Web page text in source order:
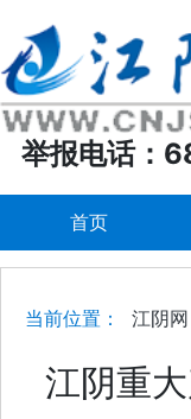
举报电话：
首页
当前位置： 江阴网
江阴重